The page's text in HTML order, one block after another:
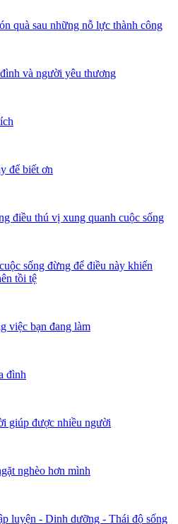
quà sau những nỗ lực thành công
và người yêu thương
để biết ơn
điều thú vị xung quanh cuộc sống
sống đừng để điều này khiến
tồi tệ
việc bạn đang làm
đình
giúp được nhiều người
nghèo hơn mình
luyện - Dinh dưỡng - Thái độ sống